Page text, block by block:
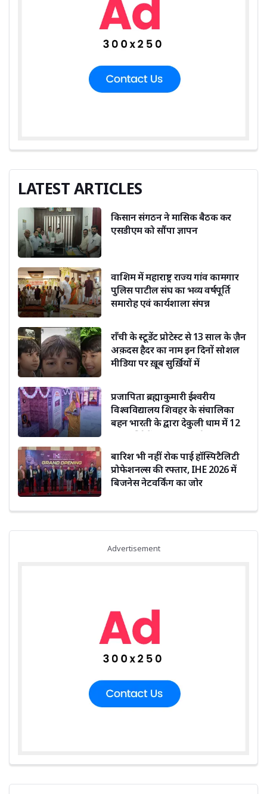
LATEST ARTICLES
किसान संगठन ने मासिक बैठक कर
एसडीएम को सौंपा ज्ञापन
वाशिम में महाराष्ट्र राज्य गांव कामगार
पुलिस पाटील संघ का भव्य वर्षपूर्ति
समारोह एवं कार्यशाला संपन्न
राँची के स्टूडेंट प्रोटेस्ट से 13 साल के ज़ैन
अक़दस हैदर का नाम इन दिनों सोशल
मीडिया पर ख़ूब सुर्ख़ियों में
प्रजापिता ब्रह्माकुमारी ईश्वरीय
विश्वविद्यालय शिवहर के संचालिका
बहन भारती के द्वारा देकुली धाम में 12
बारिश भी नहीं रोक पाई हॉस्पिटैलिटी
प्रोफेशनल्स की रफ्तार, IHE 2026 में
बिजनेस नेटवर्किंग का जोर
Advertisement